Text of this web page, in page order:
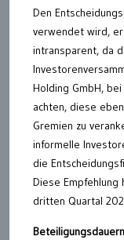
Den
verwendet wird,
intransparent, da
Holding GmbH,
achten, diese
Gremien zu
informelle
die
Diese
dritten Quartal